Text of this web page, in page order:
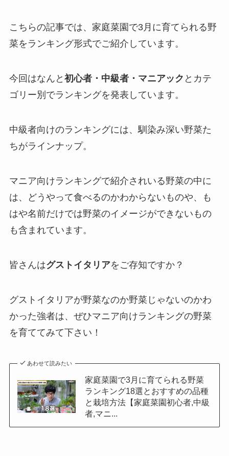
こちらの記事では、家庭菜園で3月に育てられる野
菜をランキング形式でご紹介しています。
今回はなんと 初心者・中級者・マニアック とカテ
ゴリー別でランキングを発表しています。
中級者向けのランキングには、馴染み深い野菜た
ちがラインナップ。
マニア向けランキングで紹介されいる野菜の中に
は、どうやって食べるのかわからないものや、も
はや名前だけでは野菜のイメージができないもの
も含まれています。
皆さんはグストイタリアをご存知ですか？
グストイタリアが野菜なのか野菜じゃないのかわ
かった強者は、ぜひマニア向けランキングの野菜
を育ててみて下さい！
あわせて読みたい
家庭菜園で3月に育てられる野菜
ランキング18選とおすすめの品種
と栽培方法【家庭菜園初心者,中級
者,マニ...